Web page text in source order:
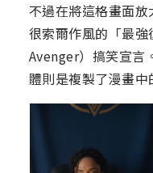
不過在將這格畫面
很索爾作風的「最
Avenger）搞笑宣言
體則是複製了漫畫中